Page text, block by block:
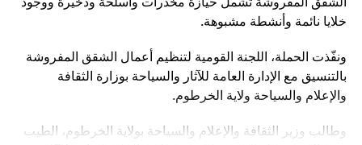
خلايا نائمة وأنشطة مشبوهة.
ونفّذت الحملة، اللجنة القومية لتنظيم أعمال الشقق المفروشة
بالتنسيق مع الإدارة العامة للآثار والسياحة بوزارة الثقافة
والإعلام والسياحة ولاية الخرطوم.
وطالب وزير الثقافة والإعلام والسياحة بولاية الخرطوم، الطيب